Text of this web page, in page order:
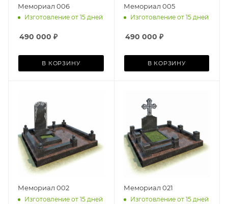
Мемориал 006
Изготовление от 15 дней
490 000 ₽
В КОРЗИНУ
Мемориал 005
Изготовление от 15 дней
490 000 ₽
В КОРЗИНУ
Мемориал 002
Изготовление от 15 дней
Мемориал 021
Изготовление от 15 дней